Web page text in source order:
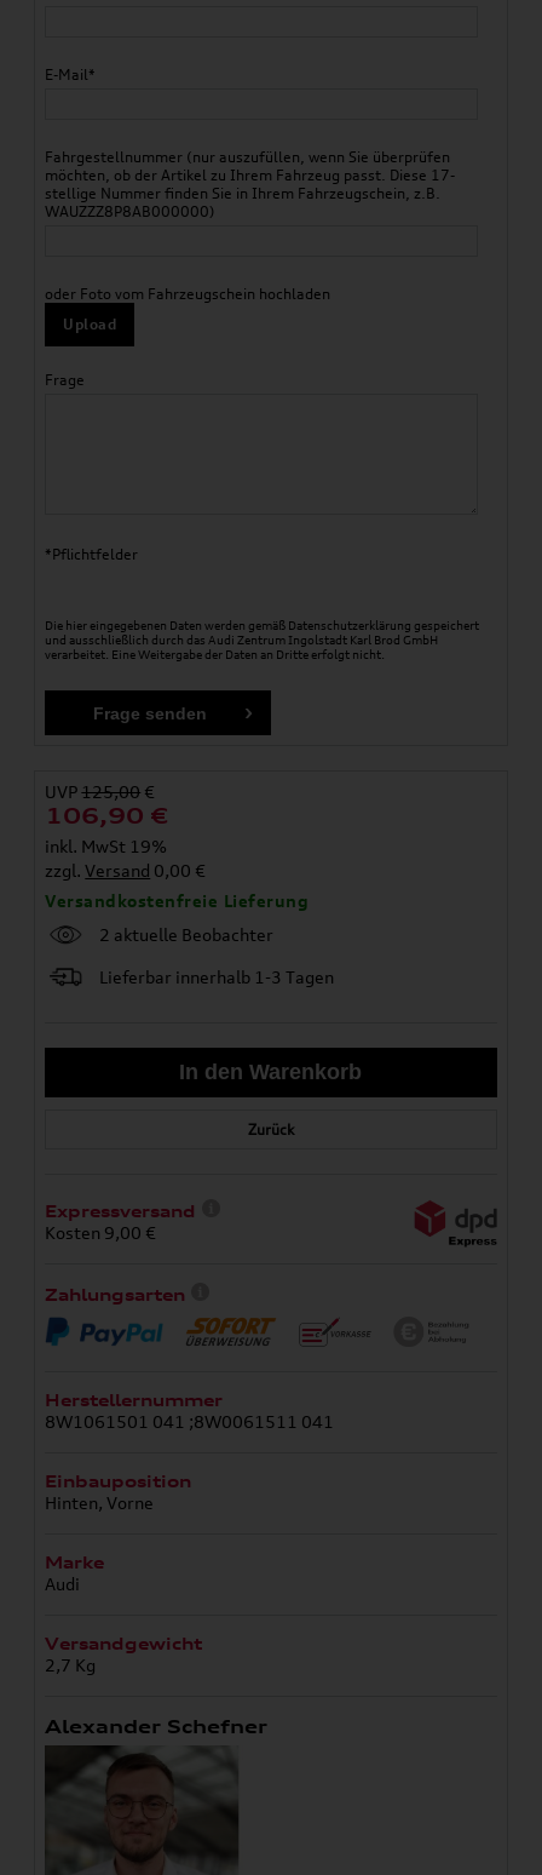
E-Mail*
Fahrgestellnummer (nur auszufüllen, wenn Sie überprüfen
möchten, ob der Artikel zu Ihrem Fahrzeug passt. Diese 17-
stellige Nummer finden Sie in Ihrem Fahrzeugschein, z.B.
WAUZZZ8P8AB000000)
oder Foto vom Fahrzeugschein hochladen
Upload
Frage
*Pflichtfelder
Die hier eingegebenen Daten werden gemäß Datenschutzerklärung gespeichert
und ausschließlich durch das Audi Zentrum Ingolstadt Karl Brod GmbH
verarbeitet. Eine Weitergabe der Daten an Dritte erfolgt nicht.
UVP125,00 €
106,90 €
inkl. MwSt 19%
zzgl.Versand 0,00 €
Versandkostenfreie Lieferung
2 aktuelle Beobachter
Lieferbar innerhalb 1-3 Tagen
Zurück
Expressversand
Kosten 9,00 €
Zahlungsarten
Herstellernummer
8W1061501 041 ;8W0061511 041
Einbauposition
Hinten, Vorne
Marke
Audi
Versandgewicht
2,7 Kg
Alexander Schefner